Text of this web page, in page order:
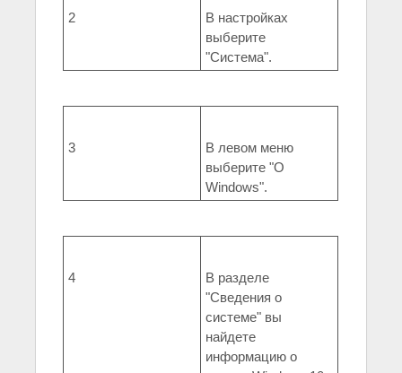
2
В настройках
выберите
"Система".
3
В левом меню
выберите "О
Windows".
4
В разделе
"Сведения о
системе" вы
найдете
информацию о